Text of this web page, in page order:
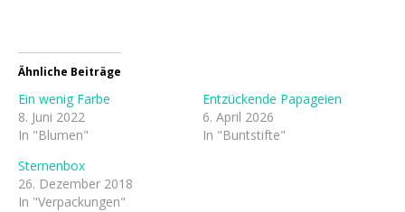
Ähnliche Beiträge
Ein wenig Farbe
8. Juni 2022
In "Blumen"
Entzückende Papageien
6. April 2026
In "Buntstifte"
Sternenbox
26. Dezember 2018
In "Verpackungen"